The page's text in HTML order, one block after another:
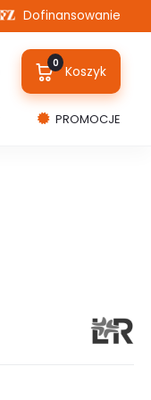
Dofinansowanie
0 Koszyk
PROMOCJE